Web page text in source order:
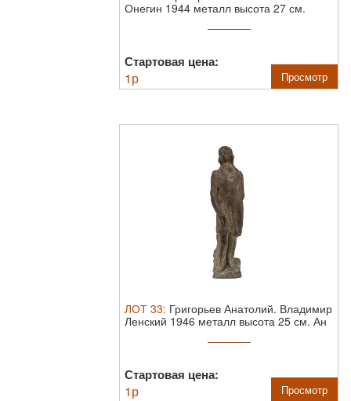
Онегин 1944 металл высота 27 см.
Стартовая цена:
1р Просмотр
ЛОТ 33: Григорьев Анатолий. Владимир
Ленский 1946 металл высота 25 см. Ан
Стартовая цена:
1р Просмотр